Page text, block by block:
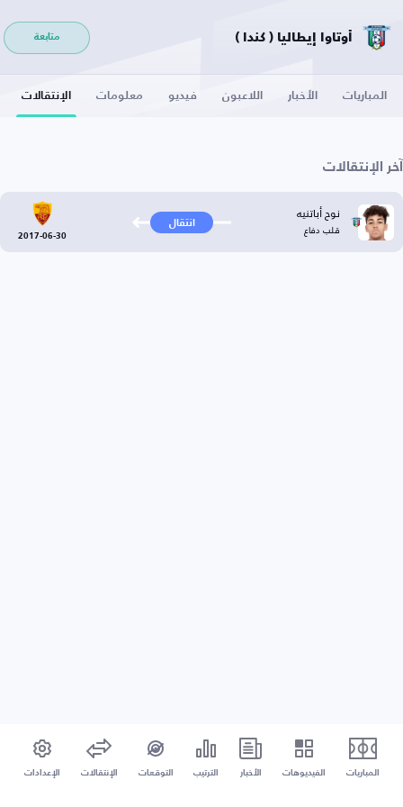
أوتاوا إيطاليا ( كندا ) متابعة
المباريات الأخبار اللاعبون فيديو معلومات الإنتقالات
آخر الإنتقالات
نوح أباتنيه
قلب دفاع انتقال
2017-06-30
المباريات الفيديوهات الأخبار الترتيب التوقعات الإنتقالات الإعدادات